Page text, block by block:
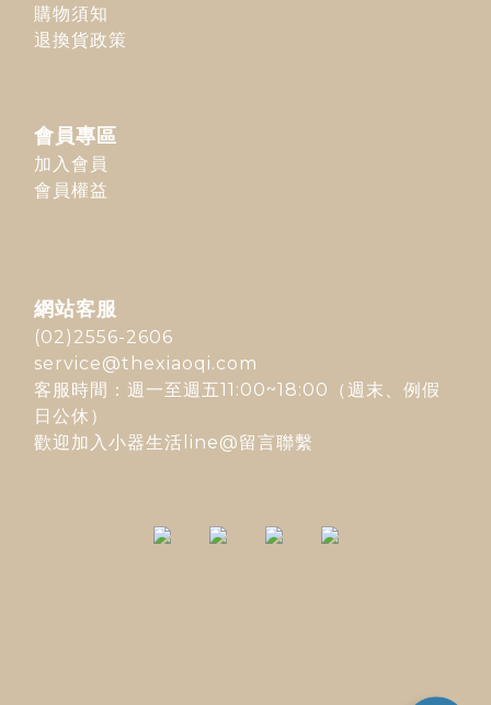
購物須知
退換貨政策
會員專區
加入會員
會員權益
網站客服
(02)2556-2606
service@thexiaoqi.com
客服時間：週一至週五11:00~18:00（週末、例假
日公休）
歡迎加入 小器生活line@留言聯繫